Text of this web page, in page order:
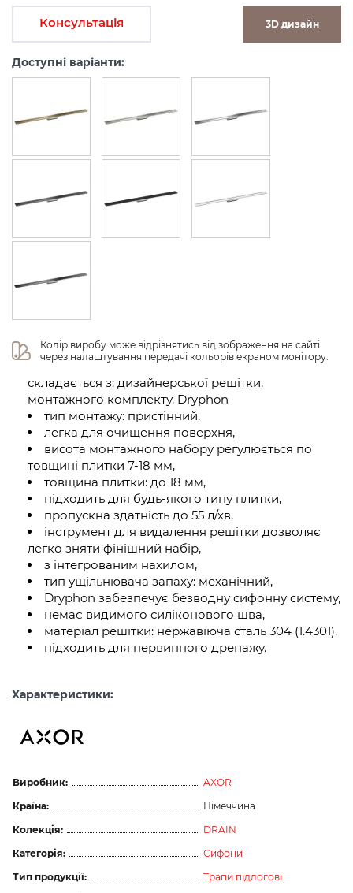
Консультація 3D дизайн
Доступні варіанти:
Колір виробу може відрізнятись від зображення на сайті
через налаштування передачі кольорів екраном монітору.
складається з: дизайнерської решітки,
монтажного комплекту, Dryphon
тип монтажу: пристінний,
легка для очищення поверхня,
висота монтажного набору регулюється по
товщині плитки 7-18 мм,
товщина плитки: до 18 мм,
підходить для будь-якого типу плитки,
пропускна здатність до 55 л/хв,
інструмент для видалення решітки дозволяє
легко зняти фінішний набір,
з інтегрованим нахилом,
тип ущільнювача запаху: механічний,
Dryphon забезпечує безводну сифонну систему,
немає видимого силіконового шва,
матеріал решітки: нержавіюча сталь 304 (1.4301),
підходить для первинного дренажу.
Характеристики:
Виробник:
AXOR
Країна:
Німеччина
Колекція:
DRAIN
Категорія:
Сифони
Тип продукції:
Трапи підлогові